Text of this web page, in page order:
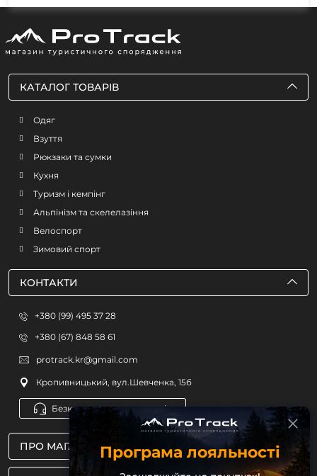
ПРО МАГАЗИН
КАТАЛОГ ТОВАРІВ
Одяг
Взуття
Рюкзаки та сумки
Кухня
Туризм і кемпінг
Альпінізм та скелелазіння
Велоспорт
Зимовий спорт
КОНТАКТИ
+380 (99) 495 37 28
+380 (67) 848 58 61
protrack.kr@gmail.com
Кропивницький, вул.Шевченка, 15б
Безкоштовна консультація
Програма лояльності